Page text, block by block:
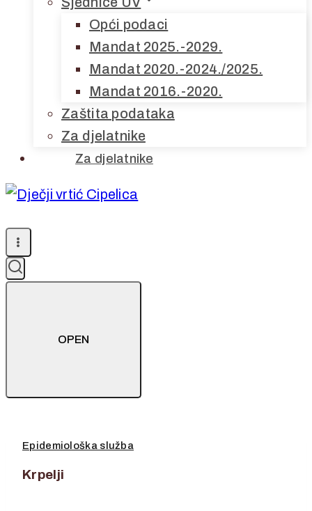
Opći podaci
Mandat 2025.-2029.
Mandat 2020.-2024./2025.
Mandat 2016.-2020.
Zaštita podataka
Za djelatnike
Za djelatnike
OPEN
Epidemiološka služba
Krpelji